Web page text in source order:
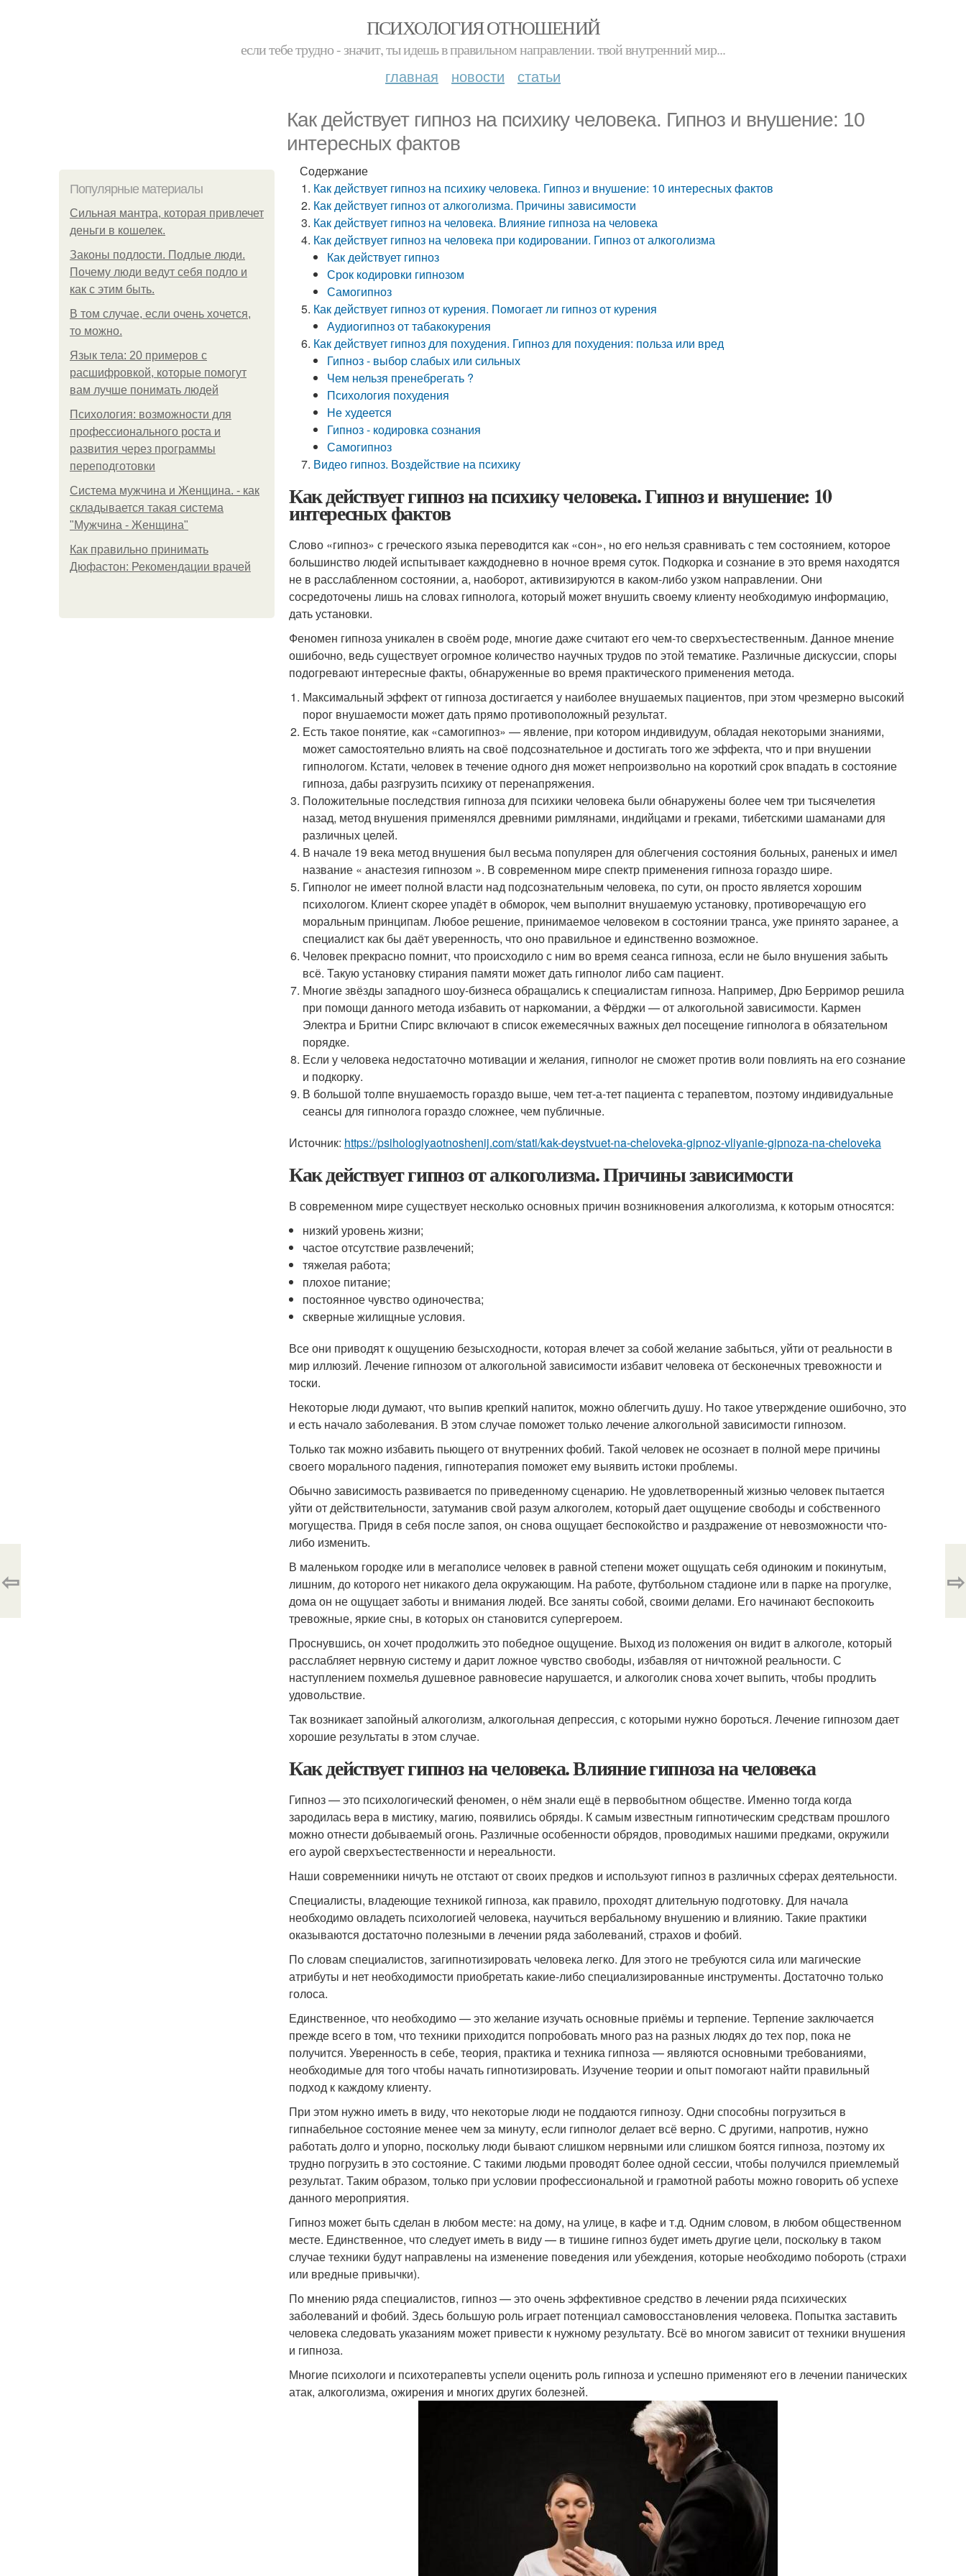
ПСИХОЛОГИЯ ОТНОШЕНИЙ
если тебе трудно - значит, ты идешь в правильном направлении. твой внутренний мир...
главная новости статьи
Как действует гипноз на психику человека. Гипноз и внушение: 10
интересных фактов
Популярные материалы
Сильная мантра, которая привлечет
деньги в кошелек.
Законы подлости. Подлые люди.
Почему люди ведут себя подло и
как с этим быть.
В том случае, если очень хочется,
то можно.
Язык тела: 20 примеров с
расшифровкой, которые помогут
вам лучше понимать людей
Психология: возможности для
профессионального роста и
развития через программы
переподготовки
Система мужчина и Женщина. - как
складывается такая система
"Мужчина - Женщина"
Как правильно принимать
Дюфастон: Рекомендации врачей
Содержание
Как действует гипноз на психику человека. Гипноз и внушение: 10 интересных фактов
Как действует гипноз от алкоголизма. Причины зависимости
Как действует гипноз на человека. Влияние гипноза на человека
Как действует гипноз на человека при кодировании. Гипноз от алкоголизма
Как действует гипноз
Срок кодировки гипнозом
Самогипноз
Как действует гипноз от курения. Помогает ли гипноз от курения
Аудиогипноз от табакокурения
Как действует гипноз для похудения. Гипноз для похудения: польза или вред
Гипноз - выбор слабых или сильных
Чем нельзя пренебрегать ?
Психология похудения
Не худеется
Гипноз - кодировка сознания
Самогипноз
Видео гипноз. Воздействие на психику
Как действует гипноз на психику человека. Гипноз и внушение: 10
интересных фактов
Слово «гипноз» с греческого языка переводится как «сон», но его нельзя сравнивать с тем состоянием, которое
большинство людей испытывает каждодневно в ночное время суток. Подкорка и сознание в это время находятся
не в расслабленном состоянии, а, наоборот, активизируются в каком-либо узком направлении. Они
сосредоточены лишь на словах гипнолога, который может внушить своему клиенту необходимую информацию,
дать установки.
Феномен гипноза уникален в своём роде, многие даже считают его чем-то сверхъестественным. Данное мнение
ошибочно, ведь существует огромное количество научных трудов по этой тематике. Различные дискуссии, споры
подогревают интересные факты, обнаруженные во время практического применения метода.
Максимальный эффект от гипноза достигается у наиболее внушаемых пациентов, при этом чрезмерно высокий
порог внушаемости может дать прямо противоположный результат.
Есть такое понятие, как «самогипноз» — явление, при котором индивидуум, обладая некоторыми знаниями,
может самостоятельно влиять на своё подсознательное и достигать того же эффекта, что и при внушении
гипнологом. Кстати, человек в течение одного дня может непроизвольно на короткий срок впадать в состояние
гипноза, дабы разгрузить психику от перенапряжения.
Положительные последствия гипноза для психики человека были обнаружены более чем три тысячелетия
назад, метод внушения применялся древними римлянами, индийцами и греками, тибетскими шаманами для
различных целей.
В начале 19 века метод внушения был весьма популярен для облегчения состояния больных, раненых и имел
название « анастезия гипнозом ». В современном мире спектр применения гипноза гораздо шире.
Гипнолог не имеет полной власти над подсознательным человека, по сути, он просто является хорошим
психологом. Клиент скорее упадёт в обморок, чем выполнит внушаемую установку, противоречащую его
моральным принципам. Любое решение, принимаемое человеком в состоянии транса, уже принято заранее, а
специалист как бы даёт уверенность, что оно правильное и единственно возможное.
Человек прекрасно помнит, что происходило с ним во время сеанса гипноза, если не было внушения забыть
всё. Такую установку стирания памяти может дать гипнолог либо сам пациент.
Многие звёзды западного шоу-бизнеса обращались к специалистам гипноза. Например, Дрю Берримор решила
при помощи данного метода избавить от наркомании, а Фёрджи — от алкогольной зависимости. Кармен
Электра и Бритни Спирс включают в список ежемесячных важных дел посещение гипнолога в обязательном
порядке.
Если у человека недостаточно мотивации и желания, гипнолог не сможет против воли повлиять на его сознание
и подкорку.
В большой толпе внушаемость гораздо выше, чем тет-а-тет пациента с терапевтом, поэтому индивидуальные
сеансы для гипнолога гораздо сложнее, чем публичные.
Источник: https://psihologiyaotnoshenij.com/stati/kak-deystvuet-na-cheloveka-gipnoz-vliyanie-gipnoza-na-cheloveka
Как действует гипноз от алкоголизма. Причины зависимости
В современном мире существует несколько основных причин возникновения алкоголизма, к которым относятся:
низкий уровень жизни;
частое отсутствие развлечений;
тяжелая работа;
плохое питание;
постоянное чувство одиночества;
скверные жилищные условия.
Все они приводят к ощущению безысходности, которая влечет за собой желание забыться, уйти от реальности в
мир иллюзий. Лечение гипнозом от алкогольной зависимости избавит человека от бесконечных тревожности и
тоски.
Некоторые люди думают, что выпив крепкий напиток, можно облегчить душу. Но такое утверждение ошибочно, это
и есть начало заболевания. В этом случае поможет только лечение алкогольной зависимости гипнозом.
Только так можно избавить пьющего от внутренних фобий. Такой человек не осознает в полной мере причины
своего морального падения, гипнотерапия поможет ему выявить истоки проблемы.
Обычно зависимость развивается по приведенному сценарию. Не удовлетворенный жизнью человек пытается
уйти от действительности, затуманив свой разум алкоголем, который дает ощущение свободы и собственного
могущества. Придя в себя после запоя, он снова ощущает беспокойство и раздражение от невозможности что-
либо изменить.
В маленьком городке или в мегаполисе человек в равной степени может ощущать себя одиноким и покинутым,
лишним, до которого нет никакого дела окружающим. На работе, футбольном стадионе или в парке на прогулке,
дома он не ощущает заботы и внимания людей. Все заняты собой, своими делами. Его начинают беспокоить
тревожные, яркие сны, в которых он становится супергероем.
Проснувшись, он хочет продолжить это победное ощущение. Выход из положения он видит в алкоголе, который
расслабляет нервную систему и дарит ложное чувство свободы, избавляя от ничтожной реальности. С
наступлением похмелья душевное равновесие нарушается, и алкоголик снова хочет выпить, чтобы продлить
удовольствие.
Так возникает запойный алкоголизм, алкогольная депрессия, с которыми нужно бороться. Лечение гипнозом дает
хорошие результаты в этом случае.
Как действует гипноз на человека. Влияние гипноза на человека
Гипноз — это психологический феномен, о нём знали ещё в первобытном обществе. Именно тогда когда
зародилась вера в мистику, магию, появились обряды. К самым известным гипнотическим средствам прошлого
можно отнести добываемый огонь. Различные особенности обрядов, проводимых нашими предками, окружили
его аурой сверхъестественности и нереальности.
Наши современники ничуть не отстают от своих предков и используют гипноз в различных сферах деятельности.
Специалисты, владеющие техникой гипноза, как правило, проходят длительную подготовку. Для начала
необходимо овладеть психологией человека, научиться вербальному внушению и влиянию. Такие практики
оказываются достаточно полезными в лечении ряда заболеваний, страхов и фобий.
По словам специалистов, загипнотизировать человека легко. Для этого не требуются сила или магические
атрибуты и нет необходимости приобретать какие-либо специализированные инструменты. Достаточно только
голоса.
Единственное, что необходимо — это желание изучать основные приёмы и терпение. Терпение заключается
прежде всего в том, что техники приходится попробовать много раз на разных людях до тех пор, пока не
получится. Уверенность в себе, теория, практика и техника гипноза — являются основными требованиями,
необходимые для того чтобы начать гипнотизировать. Изучение теории и опыт помогают найти правильный
подход к каждому клиенту.
При этом нужно иметь в виду, что некоторые люди не поддаются гипнозу. Одни способны погрузиться в
гипнабельное состояние менее чем за минуту, если гипнолог делает всё верно. С другими, напротив, нужно
работать долго и упорно, поскольку люди бывают слишком нервными или слишком боятся гипноза, поэтому их
трудно погрузить в это состояние. С такими людьми проводят более одной сессии, чтобы получился приемлемый
результат. Таким образом, только при условии профессиональной и грамотной работы можно говорить об успехе
данного мероприятия.
Гипноз может быть сделан в любом месте: на дому, на улице, в кафе и т.д. Одним словом, в любом общественном
месте. Единственное, что следует иметь в виду — в тишине гипноз будет иметь другие цели, поскольку в таком
случае техники будут направлены на изменение поведения или убеждения, которые необходимо побороть (страхи
или вредные привычки).
По мнению ряда специалистов, гипноз — это очень эффективное средство в лечении ряда психических
заболеваний и фобий. Здесь большую роль играет потенциал самовосстановления человека. Попытка заставить
человека следовать указаниям может привести к нужному результату. Всё во многом зависит от техники внушения
и гипноза.
Многие психологи и психотерапевты успели оценить роль гипноза и успешно применяют его в лечении панических
атак, алкоголизма, ожирения и многих других болезней.
⇦ ⇨